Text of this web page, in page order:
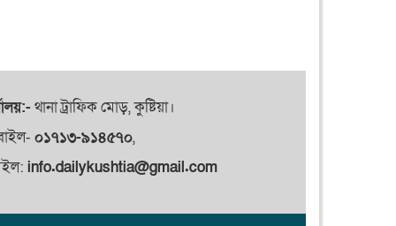
থানা ট্রাফিক মোড়, কুষ্টিয়া।
০১৭১৩-৯১৪৫৭০,
info.dailykushtia@gmail.com